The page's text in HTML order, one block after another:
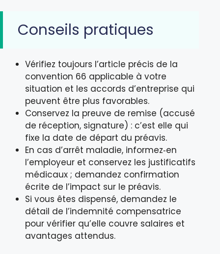
Conseils pratiques
Vérifiez toujours l’article précis de la
convention 66 applicable à votre
situation et les accords d’entreprise qui
peuvent être plus favorables.
Conservez la preuve de remise (accusé
de réception, signature) : c’est elle qui
fixe la date de départ du préavis.
En cas d’arrêt maladie, informez‑en
l’employeur et conservez les justificatifs
médicaux ; demandez confirmation
écrite de l’impact sur le préavis.
Si vous êtes dispensé, demandez le
détail de l’indemnité compensatrice
pour vérifier qu’elle couvre salaires et
avantages attendus.